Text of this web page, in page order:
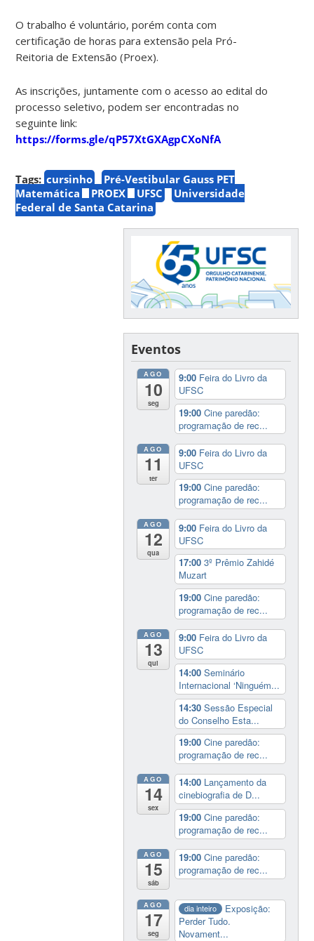
O trabalho é voluntário, porém conta com
certificação de horas para extensão pela Pró-
Reitoria de Extensão (Proex).
As inscrições, juntamente com o acesso ao edital do
processo seletivo, podem ser encontradas no
seguinte link:
https://forms.gle/qP57XtGXAgpCXoNfA
Tags: cursinho
Pré-Vestibular Gauss PET
Matemática
PROEX UFSC
Universidade
Federal de Santa Catarina
Eventos
AGO
10
seg
9:00 Feira do Livro da
UFSC
19:00Cine paredão:
programação de rec...
AGO
11
ter
9:00 Feira do Livro da
UFSC
19:00Cine paredão:
programação de rec...
AGO
12
qua
9:00 Feira do Livro da
UFSC
17:003º Prêmio Zahidé
Muzart
19:00Cine paredão:
programação de rec...
AGO
13
qui
9:00 Feira do Livro da
UFSC
14:00Seminário
Internacional ‘Ninguém...
14:30Sessão Especial
do Conselho Esta...
19:00Cine paredão:
programação de rec...
AGO
14
sex
14:00 Lançamento da
cinebiografia de D...
19:00Cine paredão:
programação de rec...
AGO
15
sáb
19:00Cine paredão:
programação de rec...
AGO
17
seg
dia inteiro
Exposição:
Perder Tudo.
Novament...